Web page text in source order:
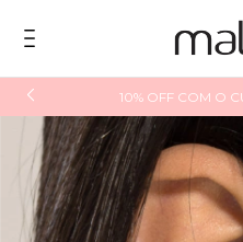
10% OFF COM O